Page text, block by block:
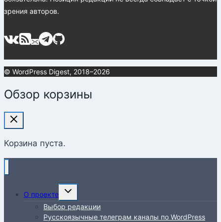
зрения авторов.
© WordPress Digest, 2018–2026
Обзор корзины
Корзина пуста.
О проекте
Переключить
дочернее
меню
Выбор редакции
Русскоязычные телеграм каналы по WordPress